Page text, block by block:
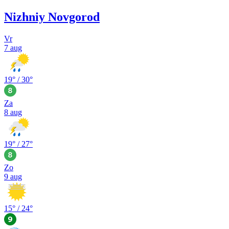
Nizhniy Novgorod
Vr
7 aug
19° /30°
Za
8 aug
19° / 27°
Zo
9 aug
15° / 24°